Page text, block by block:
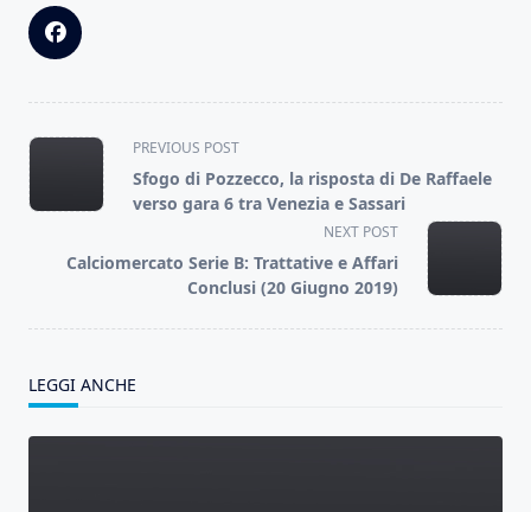
<span
class="nav-
subtitle
reader-
text">Page</span>
PREVIOUS POST
Sfogo di Pozzecco, la risposta di De Raffaele
verso gara 6 tra Venezia e Sassari
NEXT POST
Calciomercato Serie B: Trattative e Affari
Conclusi (20 Giugno 2019)
LEGGI ANCHE